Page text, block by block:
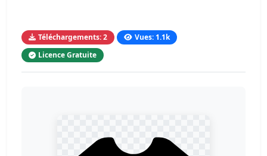
Téléchargements: 2
Vues: 1.1k
Licence Gratuite